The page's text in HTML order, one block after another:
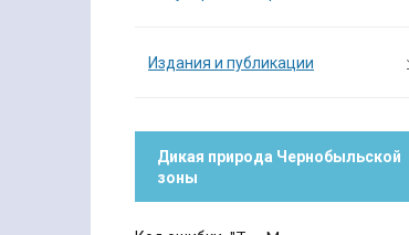
Издания и публикации
Дикая природа Чернобыльской
зоны